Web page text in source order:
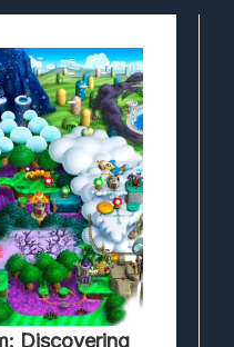
Panduan Bermain
Dawn: Cara
Bertahan Dan Strategi
Discovering